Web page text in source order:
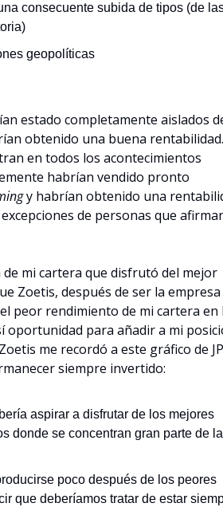
consecuente subida de tipos (de
geopolíticas
estado completamente aislados
obtenido una buena
en todos los acontecimientos
habrían vendido pronto
y habrían obtenido una
de personas que
de mi cartera que disfrutó del mejor
Zoetis, después de ser la
peor rendimiento de mi cartera en
oportunidad para añadir a mi
me recordó a este gráfico de JP
siempre invertido:
aspirar a disfrutar de los mejores
donde se concentran gran parte de
poco después de los peores
que deberíamos tratar de estar